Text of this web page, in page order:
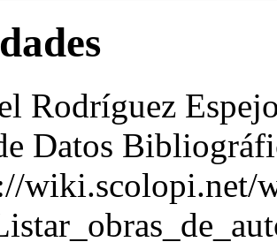
Rodríguez
Datos